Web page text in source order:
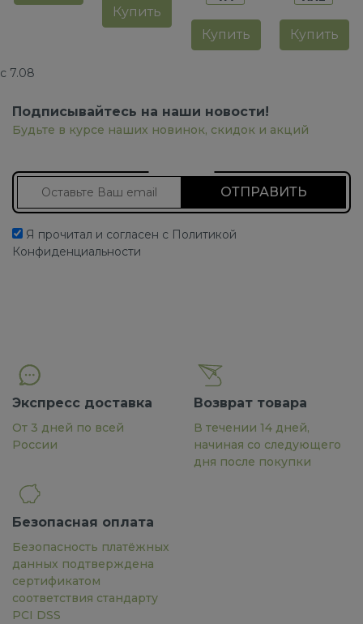
Купить
Купить Купить
с 7.08
Подписывайтесь на наши новости!
Будьте в курсе наших новинок, скидок и акций
Я прочитал и согласен с Политикой
Конфиденциальности
Экспресс доставка
От 3 дней по всей
России
Возврат товара
В течении 14 дней,
начиная со следующего
дня после покупки
Безопасная оплата
Безопасность платёжных
данных подтверждена
сертификатом
соответствия стандарту
PCI DSS